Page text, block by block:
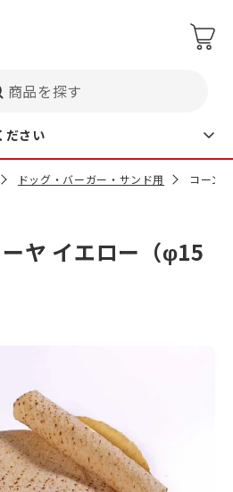
商品を探す
ださい
ドッグ・バーガー・サンド用 コーン
ヤ イエロー（φ15